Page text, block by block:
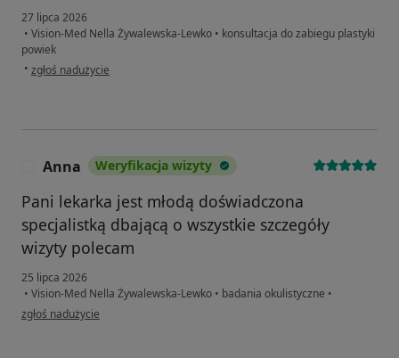
27 lipca 2026
• Vision-Med Nella Żywalewska-Lewko • konsultacja do zabiegu plastyki
powiek
• w opinii użytkownika Olena
zgłoś nadużycie
Anna Weryfikacja wizyty
Pani lekarka jest młodą doświadczona
specjalistką dbającą o wszystkie szczegóły
wizyty polecam
25 lipca 2026
• Vision-Med Nella Żywalewska-Lewko • badania okulistyczne •
w opinii użytkownika Anna
zgłoś nadużycie